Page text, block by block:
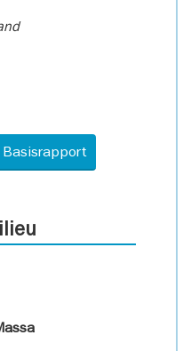
Basisrapport